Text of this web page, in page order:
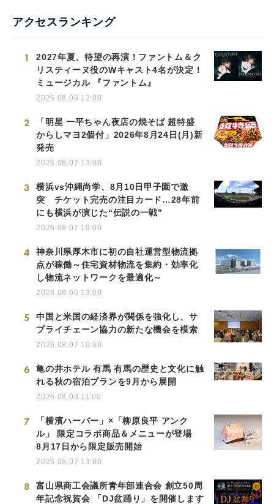
アクセスランキング
1
2027年夏、待望の再演！ファントム＆ク
リスティーヌ役のWキャスト4名が決定！
ミュージカル 『ファントム』
2026.08.06 12:00
2
「明星 一平ちゃん夜店の焼そば 超特盛
からしマヨ2個付」2026年8月24日(月)新
発売
2026.08.07 13:00
3
横浜vs沖縄尚学、8月10日甲子園で激
突 チケット完売の注目カード…28年前
にも横浜が演じた“伝説の一戦”
2026.08.07 19:00
4
神奈川県厚木市に初の自社運営型物流拠
点が稼働～住宅資材物流を集約・効率化
し物流ネットワークを最適化～
2026.08.06 13:00
5
中国と米国の経済界が関係を強化し、サ
プライチェーン協力の新たな機会を模索
2026.08.07 10:00
6
亀の井ホテル 有馬 有馬の歴史と文化に触
れる秋の宿泊プランを9月から展開
2026.08.06 11:00
7
「横濱ハーバー」×「柳原良平 アンク
ル」 限定コラボ商品＆メニューが登場
8月17日から限定販売開始
2026.08.07 13:00
8
富山県商工会議所青年部連合会 創立50周
年記念祝賀会 「DJ盆踊り」を開催します